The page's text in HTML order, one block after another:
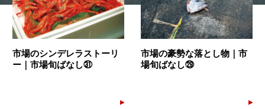
市場のシンデレラストーリ
ー｜市場旬ばなし㉛
市場の豪勢な落とし物｜市
場旬ばなし㉙